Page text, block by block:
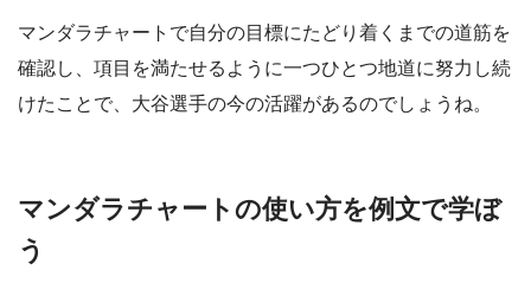
マンダラチャートで自分の目標にたどり着くまでの道筋を
確認し、項目を満たせるように一つひとつ地道に努力し続
けたことで、大谷選手の今の活躍があるのでしょうね。
マンダラチャートの使い方を例文で学ぼ
う